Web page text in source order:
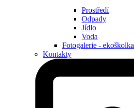
Prostředí
Odpady
Jídlo
Voda
Fotogalerie - ekoškolka
Kontakty